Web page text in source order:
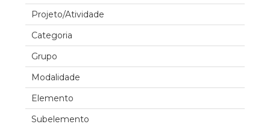
Projeto/Atividade
Categoria
Grupo
Modalidade
Elemento
Subelemento